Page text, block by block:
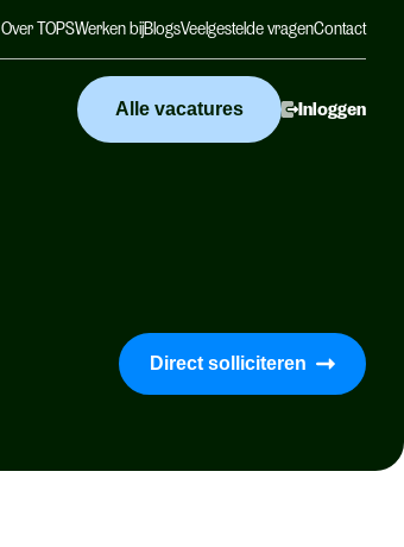
Over TOPSWerken bijBlogsVeelgestelde vragenContact
Alle vacatures Inloggen
Direct solliciteren